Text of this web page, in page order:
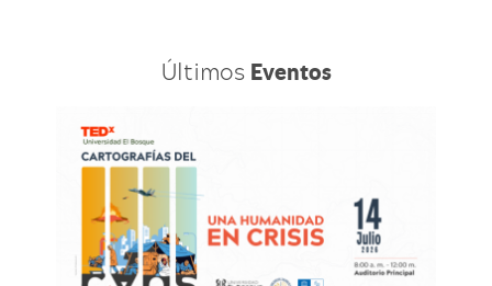
Últimos Eventos